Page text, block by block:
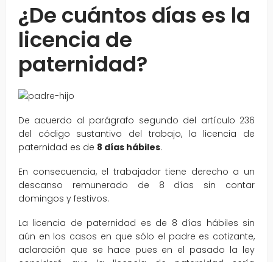
¿De cuántos días es la
licencia de
paternidad?
De acuerdo al parágrafo segundo del artículo 236
del código sustantivo del trabajo, la licencia de
paternidad es de 8 días hábiles.
En consecuencia, el trabajador tiene derecho a un
descanso remunerado de 8 días sin contar
domingos y festivos.
La licencia de paternidad es de 8 días hábiles sin
aún en los casos en que sólo el padre es cotizante,
aclaración que se hace pues en el pasado la ley